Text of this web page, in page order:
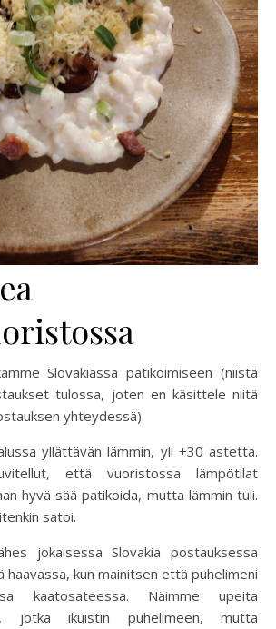
Slovakiassa patikoimiseen (niistä
tulossa, joten en käsittele niitä
yhteydessä).
yllättävän lämmin, yli +30 astetta.
että vuoristossa lämpötilat
hyvä sää patikoida, mutta lämmin tuli.
satoi.
jokaisessa Slovakia postauksessa
haavassa, kun mainitsen että puhelimeni
kaatosateessa. Näimme upeita
jotka ikuistin puhelimeen, mutta